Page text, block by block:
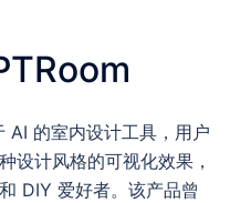
AI 的室内设计工具，用户
设计风格的可视化效果，
DIY 爱好者。该产品曾